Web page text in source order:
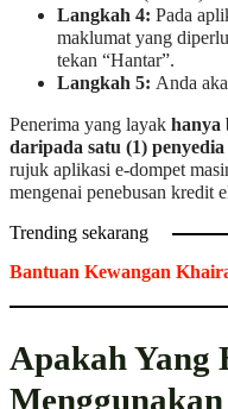
Langkah 4: Pada
maklumat yang
tekan “Hantar”.
Langkah 5: Anda
Penerima yang layak hanya
daripada satu (1)
rujuk aplikasi e-dompet
mengenai penebusan
Trending sekarang
Bantuan Kewangan
Apakah Yang